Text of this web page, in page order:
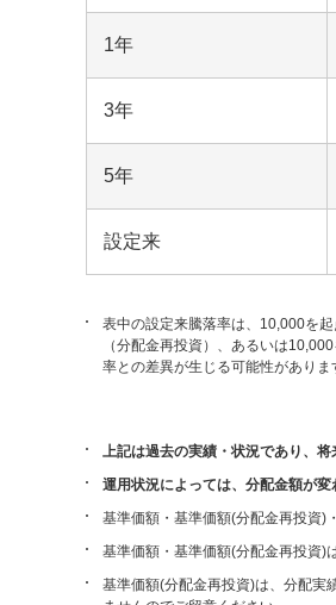
1年
3年
5年
設定来
表中の設定来騰落率は、10,000を
（分配金再投資）、あるいは
率との差異が生じる可能性がありま
上記は過去の実績・状況であり、
運用状況によっては、分配金額が変
基準価額・基準価額(分配金再投資)
基準価額・基準価額(分配金再投資)
基準価額(分配金再投資)は、分配実